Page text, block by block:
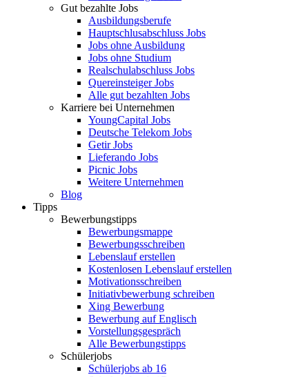
Gut bezahlte Jobs
Ausbildungsberufe
Hauptschlusabschluss Jobs
Jobs ohne Ausbildung
Jobs ohne Studium
Realschulabschluss Jobs
Quereinsteiger Jobs
Alle gut bezahlten Jobs
Karriere bei Unternehmen
YoungCapital Jobs
Deutsche Telekom Jobs
Getir Jobs
Lieferando Jobs
Picnic Jobs
Weitere Unternehmen
Blog
Tipps
Bewerbungstipps
Bewerbungsmappe
Bewerbungsschreiben
Lebenslauf erstellen
Kostenlosen Lebenslauf erstellen
Motivationsschreiben
Initiativbewerbung schreiben
Xing Bewerbung
Bewerbung auf Englisch
Vorstellungsgespräch
Alle Bewerbungstipps
Schülerjobs
Schülerjobs ab 16